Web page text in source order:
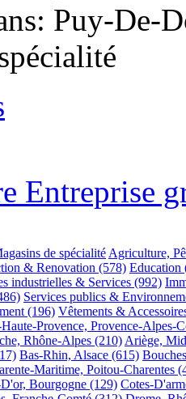
Puy-De-
Entreprise
de spécialité Agriculture,
& Renovation (578) Education
industrielles & Services (992)
Services publics &
(196) Vêtements &
Provence, Provence-Alpes-
Rhône-Alpes (210) Ariège,
Bas-Rhin, Alsace (615)
Maritime, Poitou-Charentes
Bourgogne (129) Cotes-